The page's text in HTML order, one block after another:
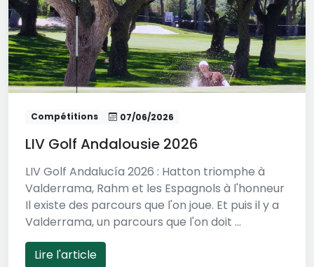
Compétitions 07/06/2026
LIV Golf Andalousie 2026
LIV Golf Andalucía 2026 : Hatton triomphe à
Valderrama, Rahm et les Espagnols à l'honneur
Il existe des parcours que l'on joue. Et puis il y a
Valderrama, un parcours que l'on doit ...
Lire l'article